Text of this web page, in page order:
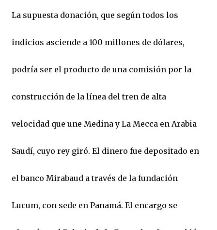
La supuesta donación, que según todos los
indicios asciende a 100 millones de dólares,
podría ser el producto de una comisión por la
construcción de la línea del tren de alta
velocidad que une Medina y La Mecca en Arabia
Saudí, cuyo rey giró. El dinero fue depositado en
el banco Mirabaud a través de la fundación
Lucum, con sede en Panamá. El encargo se